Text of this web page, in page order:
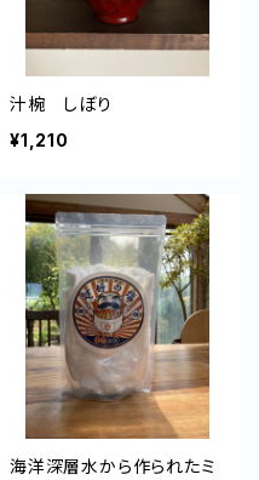
汁椀 しぼり
¥1,210
海洋深層水から作られたミ